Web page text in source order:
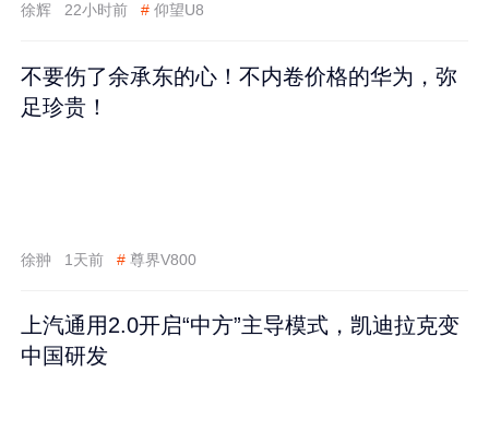
徐辉 22小时前 # 仰望U8
不要伤了余承东的心！不内卷价格的华为，弥
足珍贵！
徐翀 1天前 # 尊界V800
上汽通用2.0开启“中方”主导模式，凯迪拉克变
中国研发